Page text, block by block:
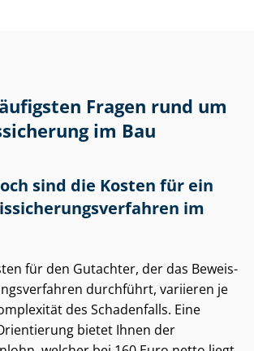
Fragen rund um
im Bau
sind die Kosten für ein
im
für den Gutachter, der das Be­weis­
durchführt, variieren je
des Schadenfalls. Eine
bietet Ihnen der